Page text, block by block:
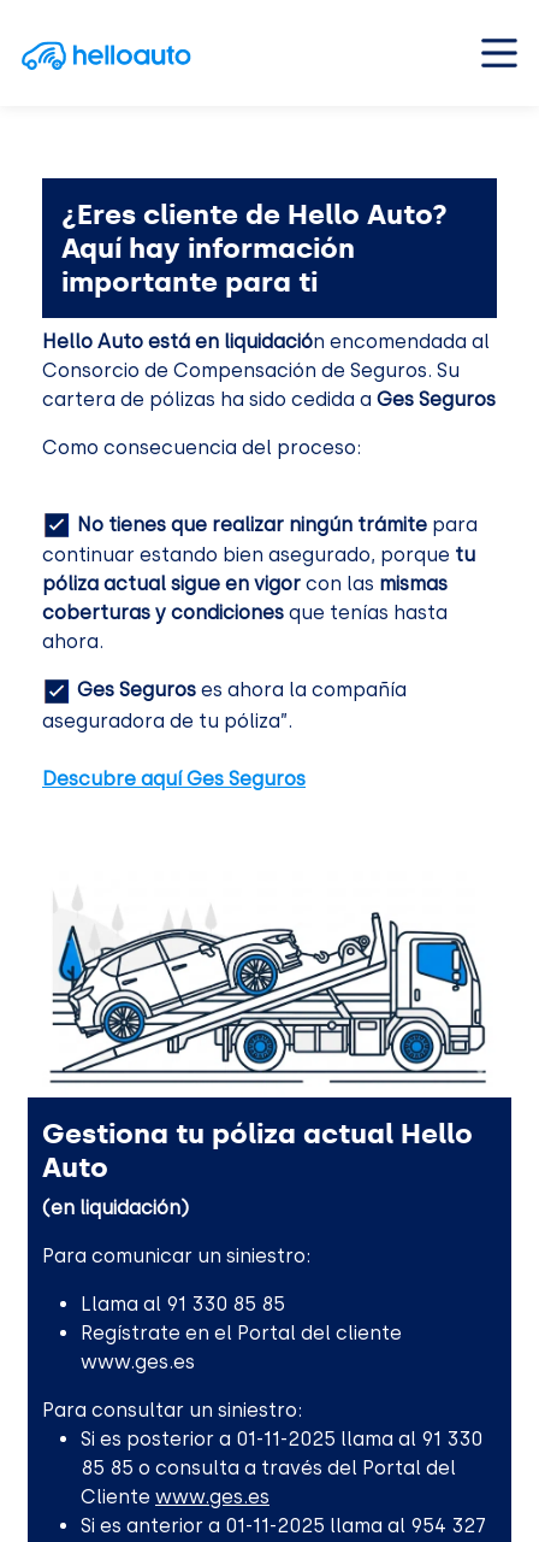
Saltar al contenido
Navegación principal
¿Eres cliente de Hello Auto?
Aquí hay información
importante para ti
Hello Auto está en liquidación encomendada al
Consorcio de Compensación de Seguros. Su
cartera de pólizas ha sido cedida a Ges Seguros
Como consecuencia del proceso:
No tienes que realizar ningún trámite para
continuar estando bien asegurado, porque tu
póliza actual sigue en vigor con las mismas
coberturas y condiciones que tenías hasta
ahora.
Ges Seguros es ahora la compañía
aseguradora de tu póliza”.
Descubre aquí Ges Seguros
Gestiona tu póliza actual Hello
Auto
(en liquidación)
Para comunicar un siniestro:
Llama al 91 330 85 85
Regístrate en el Portal del cliente
www.ges.es
Para consultar un siniestro:
Si es posterior a 01-11-2025 llama al 91 330
85 85 o consulta a través del Portal del
Cliente www.ges.es
Si es anterior a 01-11-2025 llama al 954 327